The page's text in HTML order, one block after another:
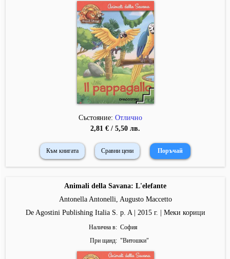
Състояние: Отлично
2,81 € / 5,50 лв.
Към книгата Сравни цени
Animali della Savana: L'elefante
Antonella Antonelli, Augusto Maccetto
De Agostini Publishing Italia S. p. A | 2015 г. | Меки корици
Налична в
София
При щанд
"Витошки"